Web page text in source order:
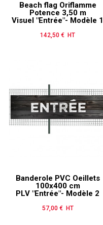
Beach flag Oriflamme
Potence 3,50 m
Visuel "Entrée"- Modèle 1
Prix
142,50 € HT
Banderole PVC Oeillets
100x400 cm
PLV "Entrée"- Modèle 2
Prix
57,00 € HT